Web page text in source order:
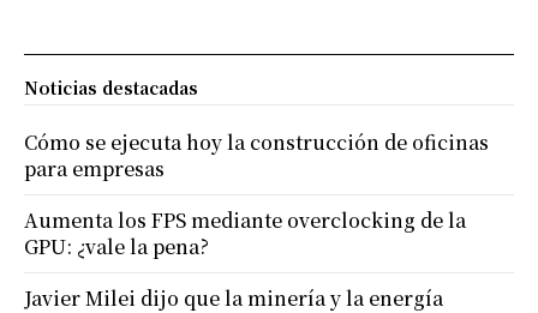
Noticias destacadas
Cómo se ejecuta hoy la construcción de oficinas
para empresas
Aumenta los FPS mediante overclocking de la
GPU: ¿vale la pena?
Javier Milei dijo que la minería y la energía